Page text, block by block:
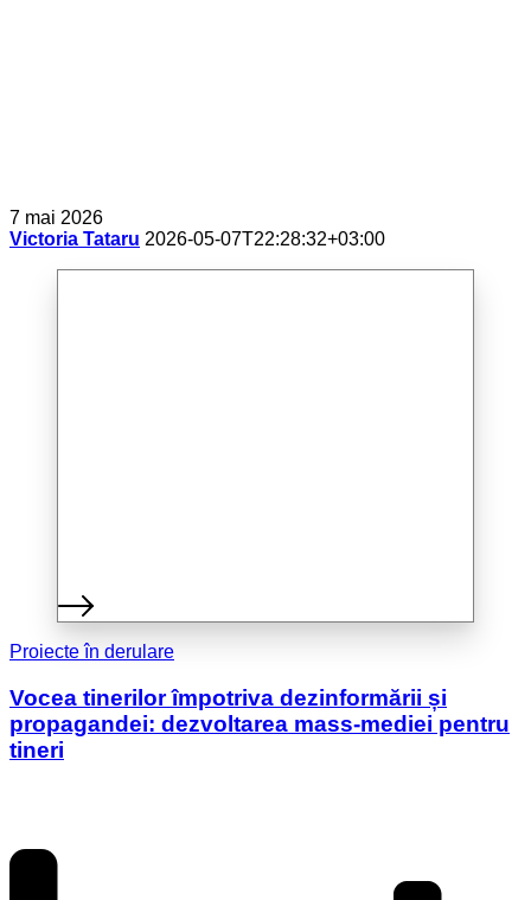
7 mai 2026
Victoria Tataru 2026-05-07T22:28:32+03:00
Proiecte în derulare
Vocea tinerilor împotriva dezinformării și
propagandei: dezvoltarea mass-mediei pentru
tineri